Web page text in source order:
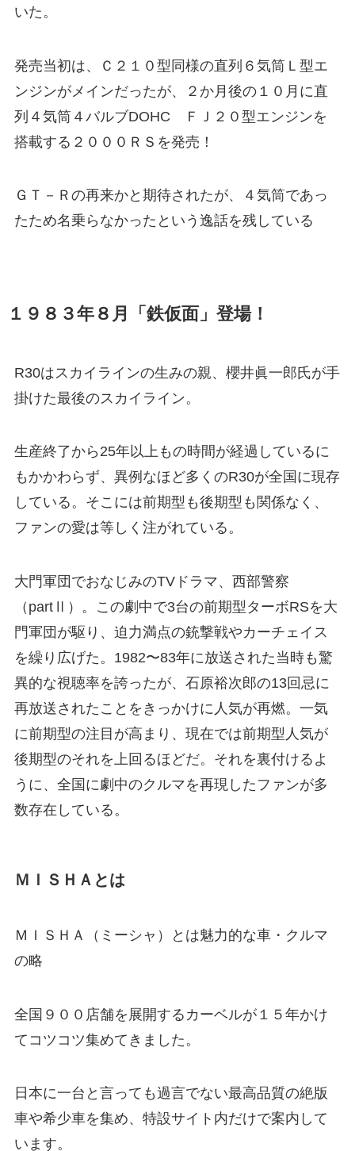
いた。
発売当初は、Ｃ２１０型同様の直列６気筒Ｌ型エ
ンジンがメインだったが、２か月後の１０月に直
列４気筒４バルブDOHC ＦＪ２０型エンジンを
搭載する２０００ＲＳを発売！
ＧＴ－Ｒの再来かと期待されたが、４気筒であっ
たため名乗らなかったという逸話を残している
１９８３年８月「鉄仮面」登場！
R30はスカイラインの生みの親、櫻井眞一郎氏が手
掛けた最後のスカイライン。
生産終了から25年以上もの時間が経過しているに
もかかわらず、異例なほど多くのR30が全国に現存
している。そこには前期型も後期型も関係なく、
ファンの愛は等しく注がれている。
大門軍団でおなじみのTVドラマ、西部警察
（partⅡ）。この劇中で3台の前期型ターボRSを大
門軍団が駆り、迫力満点の銃撃戦やカーチェイス
を繰り広げた。1982〜83年に放送された当時も驚
異的な視聴率を誇ったが、石原裕次郎の13回忌に
再放送されたことをきっかけに人気が再燃。一気
に前期型の注目が高まり、現在では前期型人気が
後期型のそれを上回るほどだ。それを裏付けるよ
うに、全国に劇中のクルマを再現したファンが多
数存在している。
ＭＩＳＨＡとは
ＭＩＳＨＡ（ミーシャ）とは魅力的な車・クルマ
の略
全国９００店舗を展開するカーベルが１５年かけ
てコツコツ集めてきました。
日本に一台と言っても過言でない最高品質の絶版
車や希少車を集め、特設サイト内だけで案内して
います。